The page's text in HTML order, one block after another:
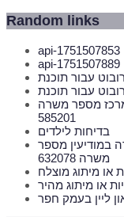
Random links
api-1751507853
api-1751507889
מספר משרה
585201
בדיחות לילדים
במודיעין מספר
משרה 632078
או מיתוג מוצלח
או מיתוג מהיר
ליין בעמק חפר